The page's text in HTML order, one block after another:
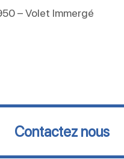
– Volet Immergé
nous
Contactez nous